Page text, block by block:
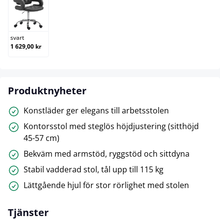
svart
svart
1 629,00 kr
Produktnyheter
Konstläder ger elegans till arbetsstolen
Kontorsstol med steglös höjdjustering (sitthöjd
45-57 cm)
Bekväm med armstöd, ryggstöd och sittdyna
Stabil vadderad stol, tål upp till 115 kg
Lättgående hjul för stor rörlighet med stolen
Tjänster